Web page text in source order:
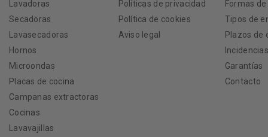
Lavadoras
Secadoras
Lavasecadoras
Hornos
Microondas
Placas de cocina
Campanas extractoras
Cocinas
Lavavajillas
Políticas de privacidad
Política de cookies
Aviso legal
Formas
Tipos de
Plazos de
Garantías
Contacto